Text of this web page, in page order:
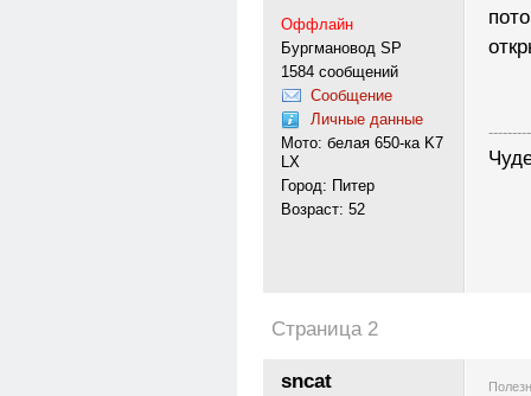
Оффлайн
Бургмановод SP
1584 сообщений
Сообщение
Личные данные
Мото: белая 650-ка K7
LX
Город: Питер
Возраст: 52
Страница 2
sncat